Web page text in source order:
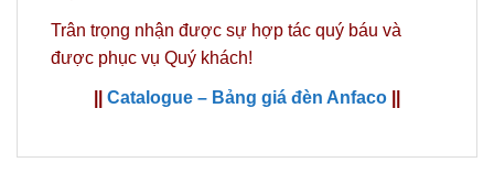
Trân trọng nhận được sự hợp tác quý báu và
được phục vụ Quý khách!
Catalogue – Bảng giá đèn Anfaco